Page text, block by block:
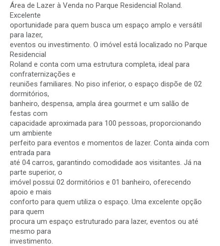
Área de Lazer à Venda no Parque Residencial Roland.
Excelente
oportunidade para quem busca um espaço amplo e versátil
para lazer,
eventos ou investimento. O imóvel está localizado no Parque
Residencial
Roland e conta com uma estrutura completa, ideal para
confraternizações e
reuniões familiares. No piso inferior, o espaço dispõe de 02
dormitórios,
banheiro, despensa, ampla área gourmet e um salão de
festas com
capacidade aproximada para 100 pessoas, proporcionando
um ambiente
perfeito para eventos e momentos de lazer. Conta ainda com
entrada para
até 04 carros, garantindo comodidade aos visitantes. Já na
parte superior, o
imóvel possui 02 dormitórios e 01 banheiro, oferecendo
apoio e mais
conforto para quem utiliza o espaço. Uma excelente opção
para quem
procura um espaço estruturado para lazer, eventos ou até
mesmo para
investimento.